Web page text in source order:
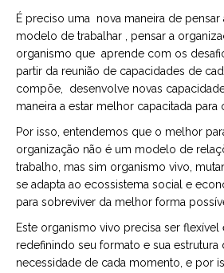
É preciso uma nova maneira de pensar
modelo de trabalhar , pensar a
organismo que aprende com os
partir da reunião de capacidades de
compõe, desenvolve novas
maneira a estar melhor capacitada para
Por isso, entendemos que o melhor
organização não é um modelo de
trabalho, mas sim organismo vivo,
se adapta ao ecossistema social e
para sobreviver da melhor forma
Este organismo vivo precisa ser flexível
redefinindo seu formato e sua
necessidade de cada momento, e por